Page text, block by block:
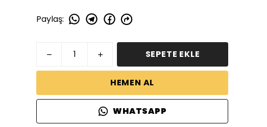
Paylaş:
SEPETE EKLE
HEMEN AL
WHATSAPP